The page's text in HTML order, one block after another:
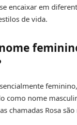
encaixar em
de vida.
como nome
chamadas Rosa